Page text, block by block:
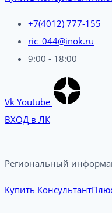
+7(4012) 777-155
ric_044@inok.ru
9:00 - 18:00
Vk Youtube
ВХОД в ЛК
Региональный
Купить